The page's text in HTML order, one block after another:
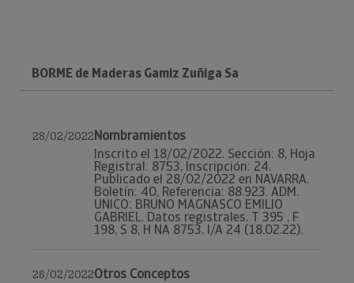
BORME de Maderas Gamiz Zuñiga Sa
28/02/2022Nombramientos
Inscrito el 18/02/2022. Sección: 8, Hoja
Registral: 8753, Inscripción: 24.
Publicado el 28/02/2022 en NAVARRA.
Boletín: 40, Referencia: 88.923. ADM.
UNICO: BRUNO MAGNASCO EMILIO
GABRIEL. Datos registrales. T 395 , F
198, S 8, H NA 8753, I/A 24 (18.02.22).
28/02/2022Otros Conceptos